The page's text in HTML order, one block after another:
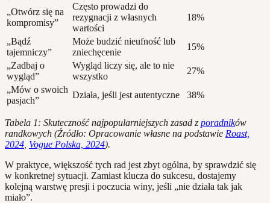
„Otwórz się na
kompromisy”
Często prowadzi do
rezygnacji z własnych
wartości
18%
„Bądź
tajemniczy”
Może budzić nieufność lub
zniechęcenie
15%
„Zadbaj o
wygląd”
Wygląd liczy się, ale to nie
wszystko
27%
„Mów o swoich
pasjach”
Działa, jeśli jest autentyczne 38%
Tabela 1: Skuteczność najpopularniejszych zasad z poradników
randkowych (Źródło: Opracowanie własne na podstawie Roast,
2024 Vogue Polska, 2024).
W praktyce, większość tych rad jest zbyt ogólna, by sprawdzić się
w konkretnej sytuacji. Zamiast klucza do sukcesu, dostajemy
kolejną warstwę presji i poczucia winy, jeśli „nie działa tak jak
miało”.